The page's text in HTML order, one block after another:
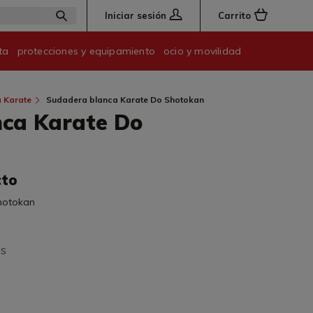
Iniciar sesión Carrito
protecciones y equipamiento ocio y movilidad
Karate Sudadera blanca Karate Do Shotokan
Karate Do